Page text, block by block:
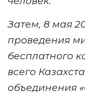
Затем, 8 мая
проведения
бесплатного
всего
объединения «